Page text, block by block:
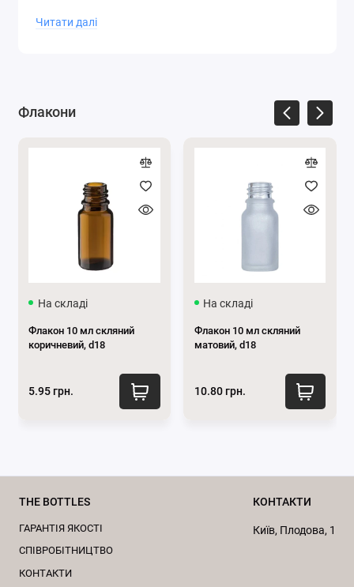
Характеристики алюмінієвого кільця
для флакону з капіляром:
всередину упаковки, що дозволяє довше
зберігати свіжість продукту.
використовуються для баночок або пляшок
різного об’єму, особливо у косметичній
індустрії. Вони можуть бути застосовані для
Читати далі
Флакони
На складі
Флакон 10 мл скляний
коричневий, d18
5.95 грн.
На складі
Флакон 10 мл скляний
матовий, d18
10.80 грн.
THE BOTTLES
ГАРАНТІЯ ЯКОСТІ
CПІВРОБІТНИЦТВО
КОНТАКТИ
КОНТАКТИ
Київ, Плодова, 1